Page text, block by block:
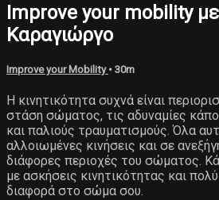
Improve your mobility με
Καραγιώργο
Improve your Mobility • 30m
Η κινητικότητα συχνά είναι
στάση σώματος, τις αδυναμίες
και παλιούς τραυματισμούς. Όλα
αλλοιωμένες κινήσεις και σε
διάφορες περιοχές του σώματος.
με ασκήσεις κινητικότητας και
διαφορά στο σώμα σου.